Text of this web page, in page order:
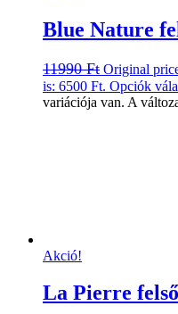
Blue Nature
11990Ft Original
is: 6500 Ft. Opciók
variációja van. A
Akció!
La Pierre felső